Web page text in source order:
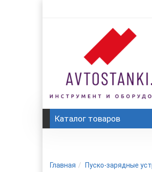
Каталог товаров
Главная Пуско-зарядные